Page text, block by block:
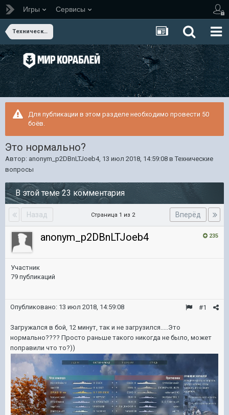
Игры Сервисы
Технические вопросы
Для публикации в этом разделе необходимо провести 50
боёв.
Это нормально?
Автор: anonym_p2DBnLTJoeb4, 13 июл 2018, 14:59:08 в Технические
вопросы
В этой теме 23 комментария
Назад Вперёд
Страница 1 из 2
235
anonym_p2DBnLTJoeb4
Участник
79 публикаций
#1
Опубликовано: 13 июл 2018, 14:59:08
Загружался в бой, 12 минут, так и не загрузился.....Это
нормально???? Просто раньше такого никогда не было, может
поправили что то?))